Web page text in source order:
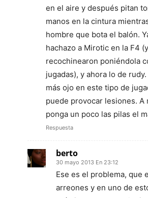
en el aire y después pitan
manos en la cintura
hombre que bota el balón.
hachazo a Mirotic en la F4
recochinearon poniéndola
jugadas), y ahora lo de
más ojo en este tipo de
puede provocar lesiones. A
ponga un poco las pilas el
Respuesta
berto
30 mayo 2013 En 23:12
Ese es el problema, que
arreones y en uno de